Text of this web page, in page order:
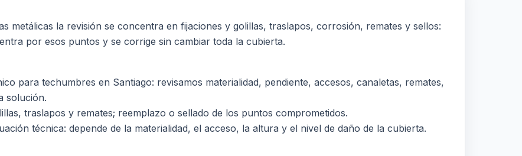
metálicas la revisión se concentra en fijaciones y golillas, traslapos, corrosión, remates y sellos:
por esos puntos y se corrige sin cambiar toda la cubierta.
para techumbres en Santiago: revisamos materialidad, pendiente, accesos, canaletas, remates,
solución.
traslapos y remates; reemplazo o sellado de los puntos comprometidos.
técnica: depende de la materialidad, el acceso, la altura y el nivel de daño de la cubierta.